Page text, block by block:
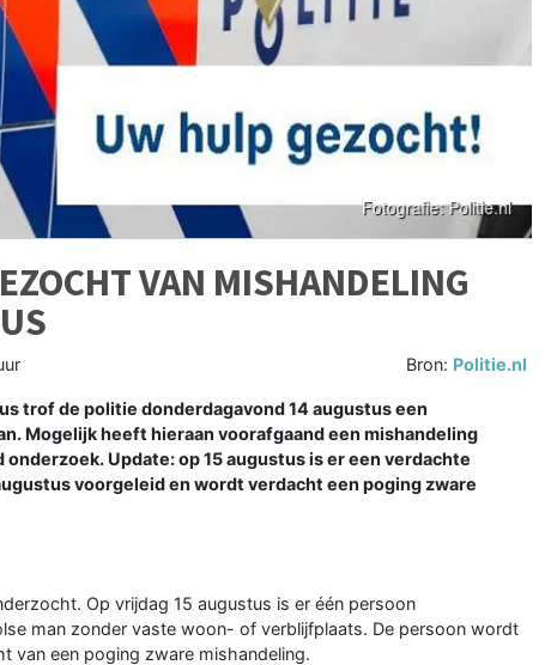
VAN MISHANDELING
Bron: Politie.nl
trof de politie donderdagavond 14 augustus een
Mogelijk heeft hieraan voorafgaand een mishandeling
Update: op 15 augustus is er een verdachte
voorgeleid en wordt verdacht een poging zware
Op vrijdag 15 augustus is er één persoon
man zonder vaste woon- of verblijfplaats. De persoon wordt
van een poging zware mishandeling.